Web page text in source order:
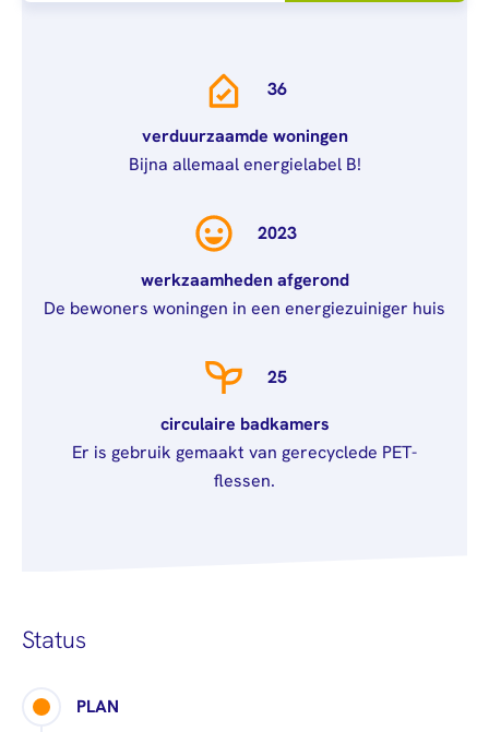
echtscheiding
Stukken van
verklaring
Hypotheekverklaring
Algemeen
Stakeholdersbeleid
afstuderen
Mail 0900 - 9678
36
verduurzaamde woningen
Bijna allemaal energielabel B!
2023
werkzaamheden afgerond
De bewoners woningen in een energiezuiniger huis
25
circulaire badkamers
Er is gebruik gemaakt van gerecyclede PET-
flessen.
Status
PLAN